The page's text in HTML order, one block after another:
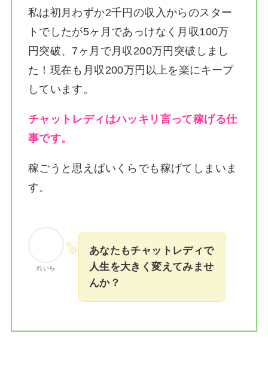
私は初月わずか2千円の収入からのスター
トでしたが5ヶ月であっけなく月収100万
円突破、7ヶ月で月収200万円突破しまし
た！ 現在も月収200万円以上を楽にキープ
しています。
チャットレディはハッキリ言って稼げる仕
事です。
稼ごうと思えばいくらでも稼げてしまいま
す。
れいら
あなたもチャットレディで
人生を大きく変えてみませ
んか？